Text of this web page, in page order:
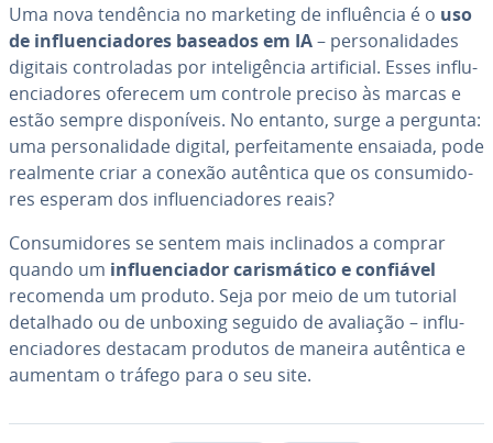
Uma nova tendência no marketing de in­fluên­cia é o uso
de in­flu­en­ci­a­do­res baseados em IA– per­so­na­li­da­des
digitais con­tro­la­das por in­te­li­gên­cia ar­ti­fi­cial. Esses in­flu­
en­ci­a­do­res oferecem um controle preciso às marcas e
estão sempre dis­po­ní­veis. No entanto, surge a pergunta:
uma per­so­na­li­dade digital, per­fei­ta­mente ensaiada, pode
realmente criar a conexão autêntica que os con­su­mi­do­
res esperam dos in­flu­en­ci­a­do­res reais?
Con­su­mi­do­res se sentem mais in­cli­na­dos a comprar
quando um in­flu­en­ci­a­dor ca­ris­má­tico e confiável
recomenda um produto. Seja por meio de um tutorial
detalhado ou de unboxing seguido de avaliação – in­flu­
en­ci­a­do­res destacam produtos de maneira autêntica e
aumentam o tráfego para o seu site.